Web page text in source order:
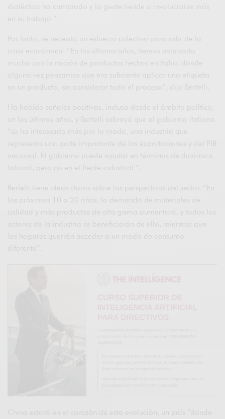
dialéctica ha cambiado y la gente tiende a involucrarse más
en su trabajo ”.
Por tanto, se necesita un esfuerzo colectivo para salir de la
crisis económica. “En los últimos años, hemos avanzado
mucho con la noción de productos hechos en Italia, donde
alguna vez pensamos que era suficiente aplicar una etiqueta
en un producto, sin considerar todo el proceso”, dijo Bertelli.
Ha habido señales positivas, incluso desde el ámbito político,
en los últimos años, y Bertelli subrayó que el gobierno italiano
“se ha interesado más por la moda, una industria que
representa una parte importante de las exportaciones y del PIB
nacional. El gobierno puede ayudar en términos de dinámica
laboral, pero no en el frente industrial ”.
Bertelli tiene ideas claras sobre las perspectivas del sector. “En
los próximos 10 a 20 años, la demanda de materiales de
calidad y más productos de alta gama aumentará, y todos los
actores de la industria se beneficiarán de ello, mientras que
los hogares querrán acceder a un modo de consumo
diferente”.
China estará en el corazón de esta evolución, un país “donde